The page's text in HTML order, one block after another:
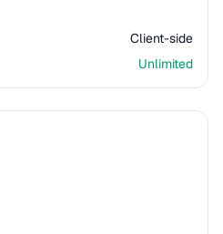
Client-side
Unlimited